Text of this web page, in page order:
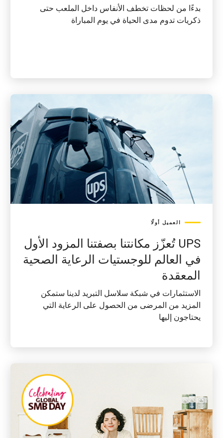
بدءًا من لحظات تخطف الأنفاس داخل الملعب حتى
ذكريات تدوم مدى الحياة في يوم المباراة
العميل أولًا
UPS تُعزّز مكانتنا بصفتنا المزود الأول
في العالم للوجستيات الرعاية الصحية
المعقدة
الاستثمارات في شبكة سلاسل التبريد لدينا ستمكن
المزيد من المرضى من الحصول على الرعاية التي
يحتاجون إليها